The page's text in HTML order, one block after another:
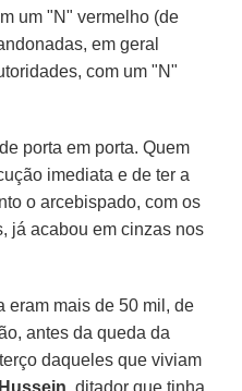
um "N" vermelho (de
em geral
com um "N"
porta em porta. Quem
imediata e de ter a
o arcebispado, com os
já acabou em cinzas nos
eram mais de 50 mil, de
antes da queda da
daqueles que viviam
, ditador que tinha